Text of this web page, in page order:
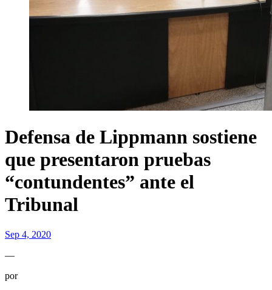
Defensa de Lippmann sostiene
que presentaron pruebas
“contundentes” ante el
Tribunal
Sep 4, 2020
—
por